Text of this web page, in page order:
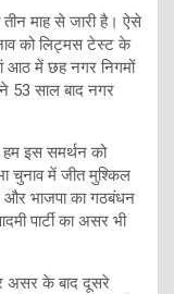
माह से जारी है। ऐसे
को लिट्मस टेस्ट के
आठ में छह नगर निगमों
ने 53 साल बाद नगर
इस समर्थन को
चुनाव में जीत मुश्किल
और भाजपा का गठबंधन
पार्टी का असर भी
असर के बाद दूसरे